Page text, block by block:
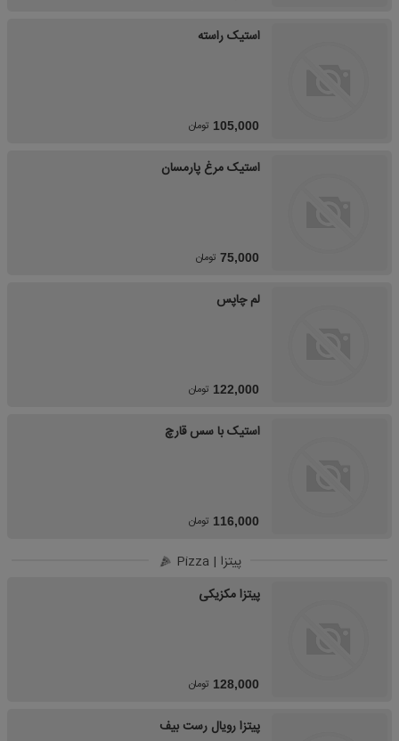
استیک راسته
105,000 تومان
استیک مرغ پارمسان
75,000 تومان
لم چاپس
122,000 تومان
استیک با سس قارچ
116,000 تومان
پیتزا | Pizza
پیتزا مکزیکی
128,000 تومان
پیتزا رویال رست بیف